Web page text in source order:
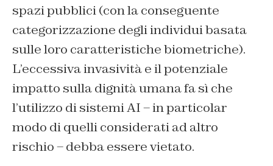
spazi pubblici (con la conseguente
categorizzazione degli individui basata
sulle loro caratteristiche biometriche).
L’eccessiva invasività e il potenziale
impatto sulla dignità umana fa sì che
l’utilizzo di sistemi AI – in particolar
modo di quelli considerati ad altro
rischio – debba essere vietato.